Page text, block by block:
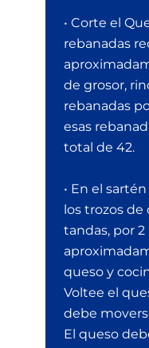
• Corte el
rebanadas
de grosor,
rebanadas
esas
total de 42.
• En el
los trozos de
tandas, por
queso y
Voltee el
debe
El queso